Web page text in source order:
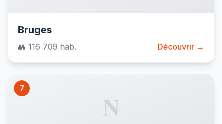
Bruges
👥 116 709 hab. Découvrir →
7
N